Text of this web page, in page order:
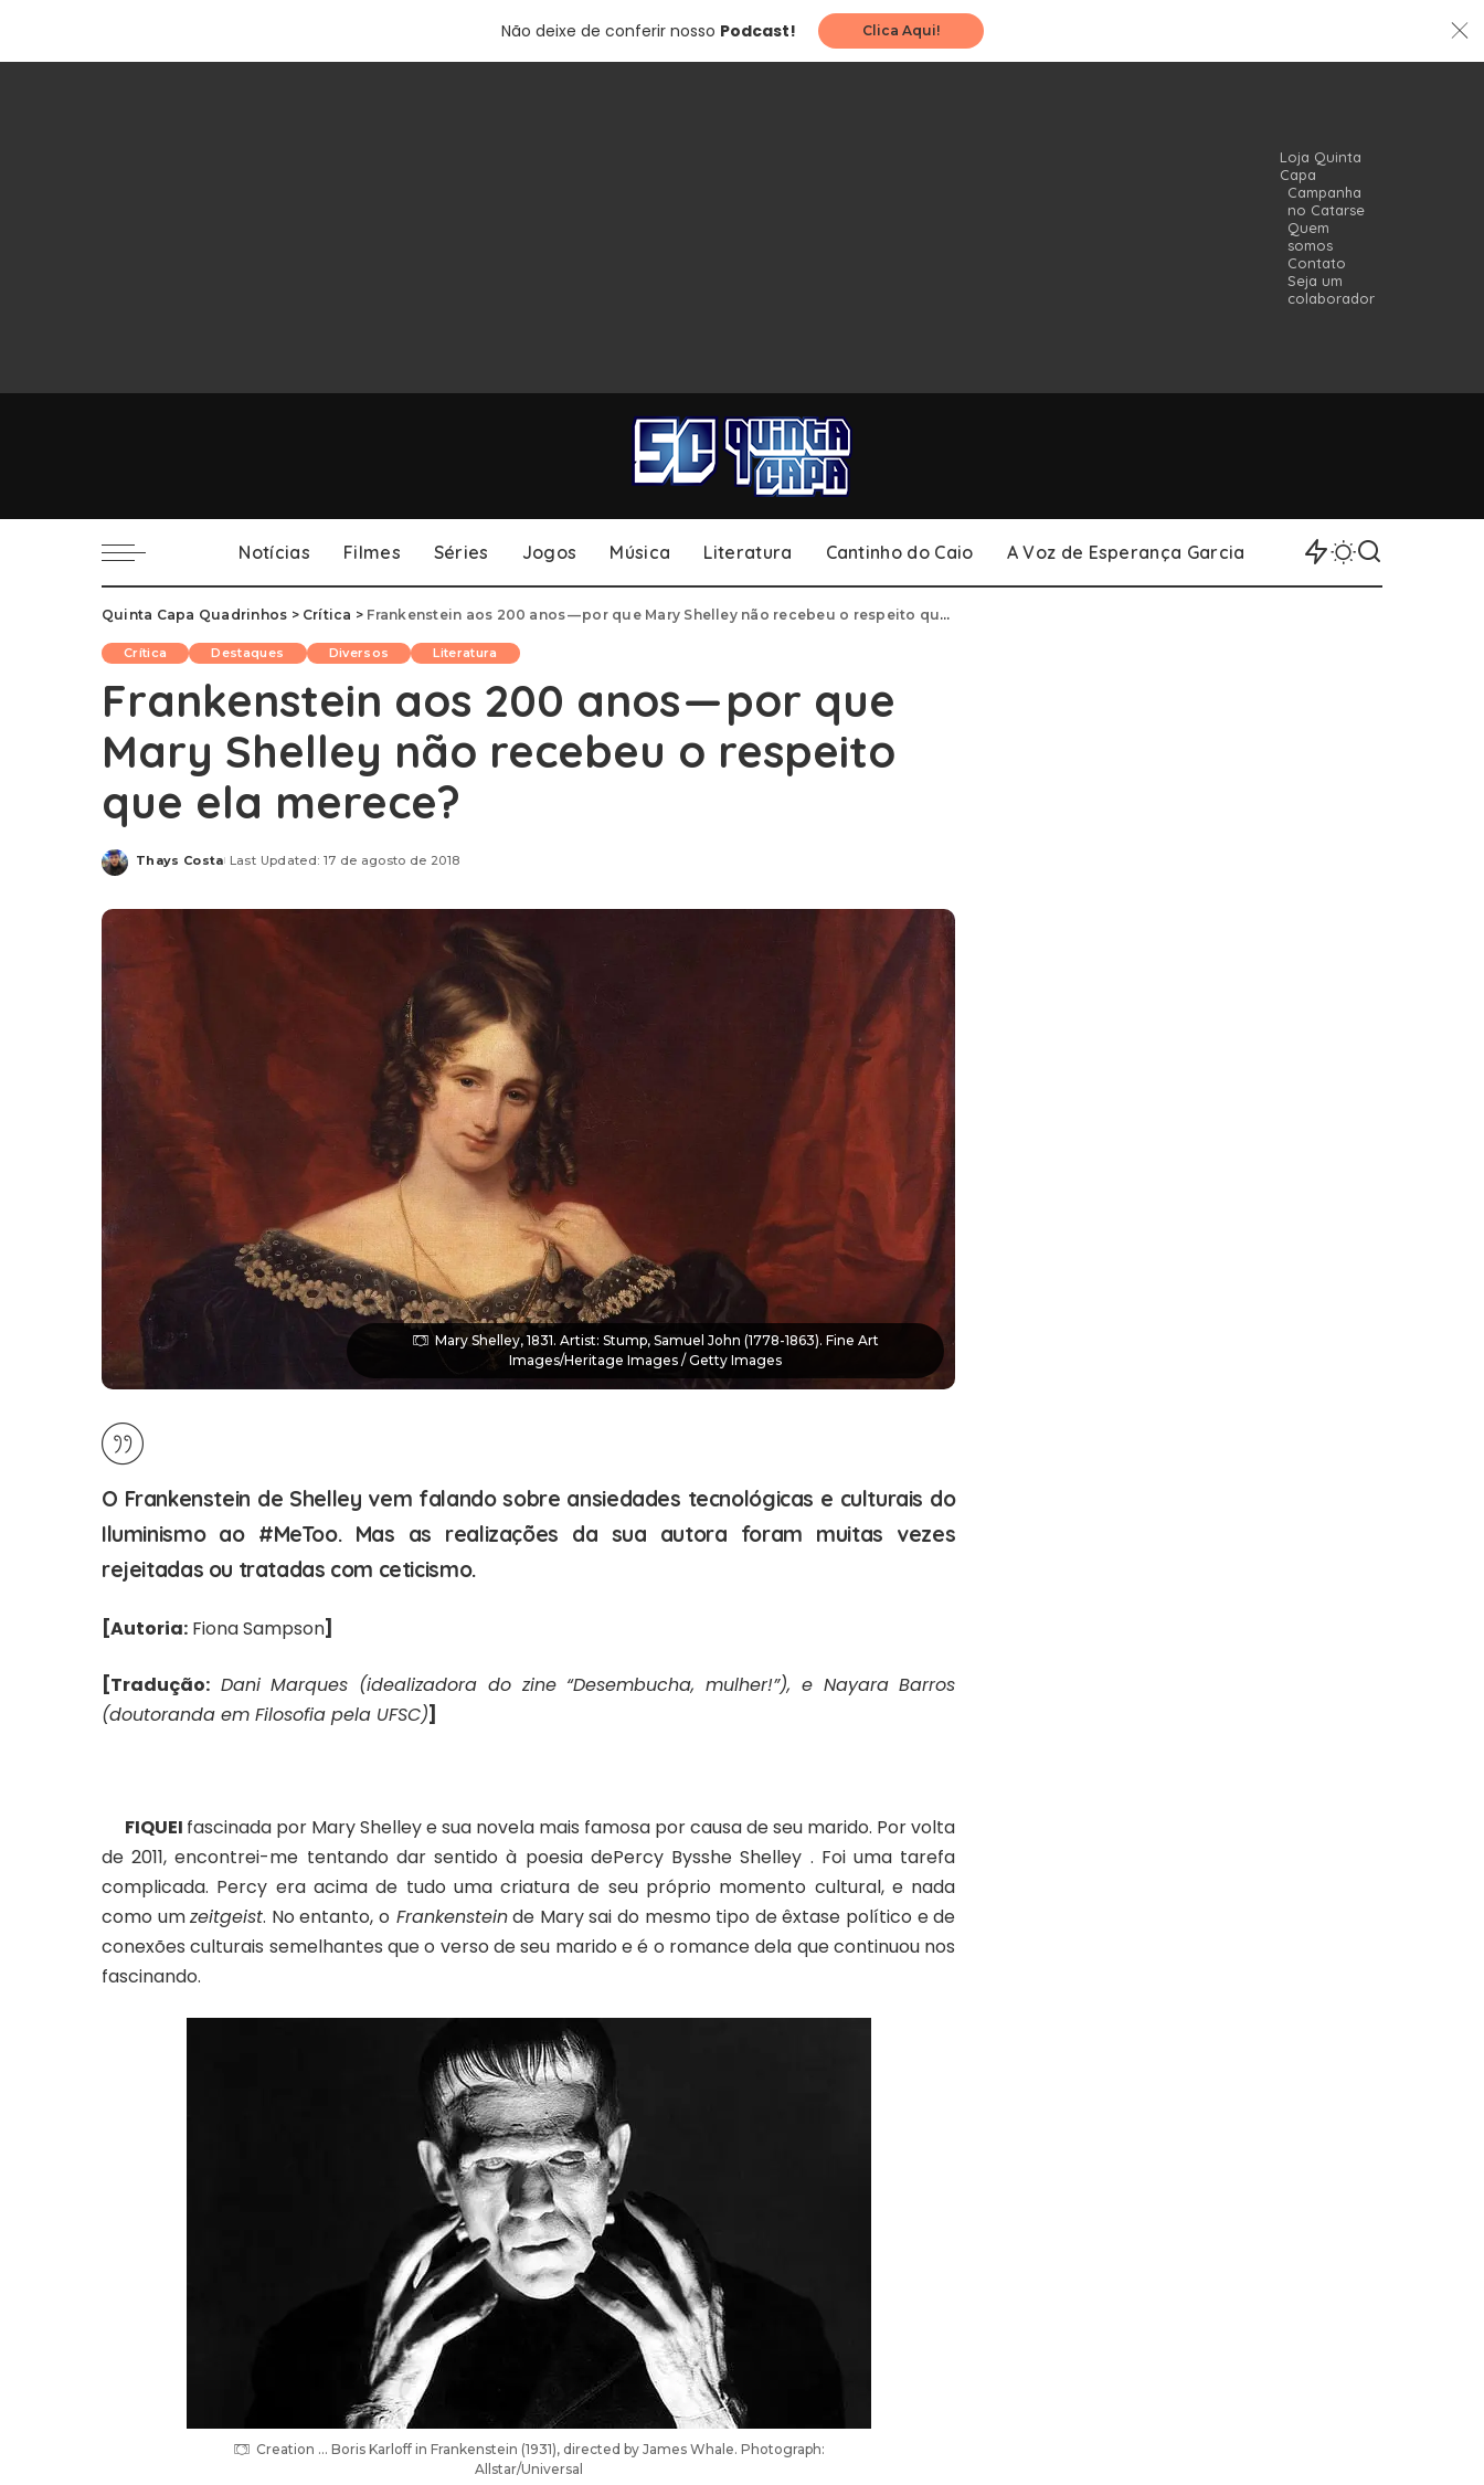
Não deixe de conferir nosso Podcast! Clica Aqui!
Loja Quinta
Capa
Campanha
no Catarse
Quem
somos
Contato
Seja um
colaborador
Notícias Filmes Séries Jogos Música Literatura Cantinho do Caio A Voz de Esperança Garcia
Quinta Capa Quadrinhos > Crítica > Frankenstein aos 200 anos — por que Mary Shelley não recebeu o respeito que ela merece?
Crítica Destaques Diversos Literatura
Frankenstein aos 200 anos — por que
Mary Shelley não recebeu o respeito
que ela merece?
Posted
Thays Costa Last Updated: 17 de agosto de 2018
Mary Shelley, 1831. Artist: Stump, Samuel John (1778-1863). Fine Art
Images/Heritage Images / Getty Images
O Frankenstein de Shelley vem falando sobre ansiedades tecnológicas e culturais do
Iluminismo ao #MeToo. Mas as realizações da sua autora foram muitas vezes
rejeitadas ou tratadas com ceticismo.
[Autoria: Fiona Sampson]
[Tradução: Dani Marques (idealizadora do zine “Desembucha, mulher!”), e Nayara Barros
(doutoranda em Filosofia pela UFSC)]
FIQUEI fascinada por Mary Shelley e sua novela mais famosa por causa de seu marido. Por volta
de 2011, encontrei-me tentando dar sentido à poesia dePercy Bysshe Shelley . Foi uma tarefa
complicada. Percy era acima de tudo uma criatura de seu próprio momento cultural, e nada
como umzeitgeist. No entanto, o Frankensteinde Mary sai do mesmo tipo de êxtase político e de
conexões culturais semelhantes que o verso de seu marido e é o romance dela que continuou nos
fascinando.
Creation … Boris Karloff in Frankenstein (1931), directed by James Whale. Photograph:
Allstar/Universal